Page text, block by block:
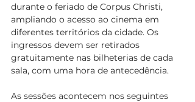
durante o feriado de Corpus Christi,
ampliando o acesso ao cinema em
diferentes territórios da cidade. Os
ingressos devem ser retirados
gratuitamente nas bilheterias de cada
sala, com uma hora de antecedência.
As sessões acontecem nos seguintes